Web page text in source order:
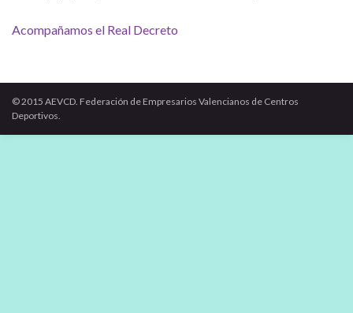
Acompañamos el Real Decreto
© 2015 AEVCD. Federación de Empresarios Valencianos de Centros
Deportivos.